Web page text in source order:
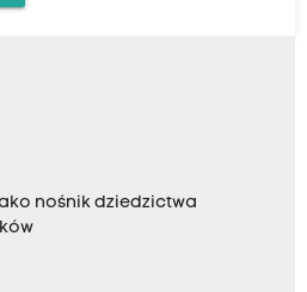
nośnik dziedzictwa